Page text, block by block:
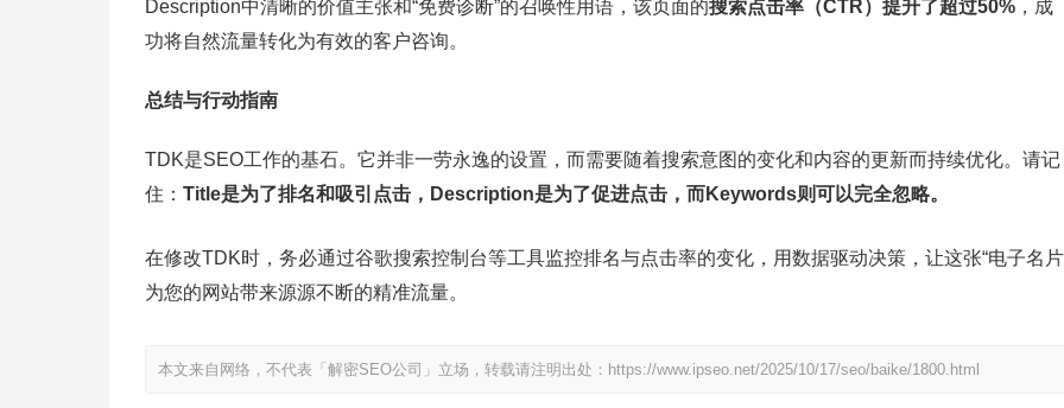
Description中清晰的价值主张和“免费诊断”的召唤性用语，该页面的搜索点击率（CTR）提升了超过50% ，成
功将自然流量转化为有效的客户咨询。
总结与行动指南
TDK是SEO工作的基石。它并非一劳永逸的设置，而需要随着搜索意图的变化和内容的更新而持续优化。请记
住： Title是为了排名和吸引点击，Description是为了促进点击，而Keywords则可以完全忽略。
在修改TDK时，务必通过谷歌搜索控制台等工具监控排名与点击率的变化，用数据驱动决策，让这张“电子名片
为您的网站带来源源不断的精准流量。
本文来自网络，不代表「解密SEO公司」立场，转载请注明出处：https://www.ipseo.net/2025/10/17/seo/baike/1800.html